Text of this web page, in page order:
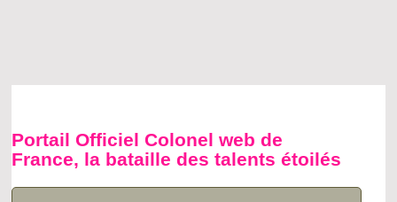
Portail Officiel Colonel web de
France, la bataille des talents étoilés